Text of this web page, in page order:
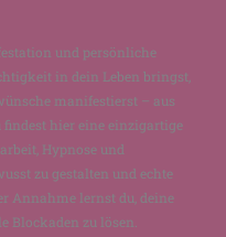
und persönliche
in dein Leben bringst,
manifestierst – aus
findest hier eine einzigartige
Hypnose und
zu gestalten und echte
Annahme lernst du, deine
Blockaden zu lösen.